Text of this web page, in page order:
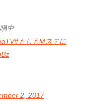
中
#もしもMステに
2, 2017